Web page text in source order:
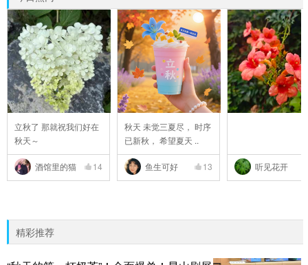
立秋了 那就祝我们好在
秋天～
酒馆里的猫 14
秋天 未觉三夏尽， 时序
已新秋， 希望夏天 ..
鱼生可好 13 听见花开
精彩推荐